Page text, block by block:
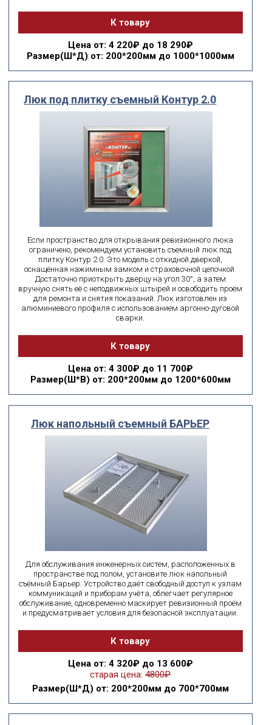
К товару
Ценаот: 4 220₽ до 18 290₽
Размер(Ш*Д) от: 200*200мм до 1000*1000мм
Люк под плитку съемный Контур 2.0
Если пространство для открывания ревизионного люка
ограничено, рекомендуем установить съемный люк под
плитку Контур 2.0. Это модель с откидной дверкой,
оснащённая нажимным замком и страховочной цепочкой.
Достаточно приоткрыть дверцу на угол 30°, а затем
вручную снять её с неподвижных штырей и освободить проём
для ремонта и снятия показаний. Люк изготовлен из
алюминиевого профиля с использованием аргонно-дуговой
сварки.
К товару
Ценаот: 4 300₽ до 11 700₽
Размер(Ш*В) от: 200*200мм до 1200*600мм
Люк напольный съемный БАРЬЕР
Для обслуживания инженерных систем, расположенных в
пространстве под полом, установите люк напольный
съёмный Барьер. Устройство даёт свободный доступ к узлам
коммуникаций и приборам учёта, облегчает регулярное
обслуживание, одновременно маскирует ревизионный проём
и предусматривает условия для безопасной эксплуатации.
К товару
Ценаот: 4 320₽ до 13 600₽
старая цена: 4800₽
Размер(Ш*Д) от: 200*200мм до 700*700мм